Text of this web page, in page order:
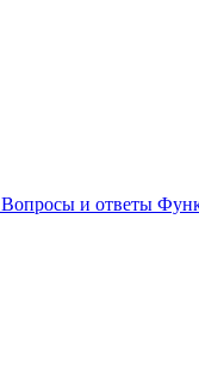
Вопросы и ответы